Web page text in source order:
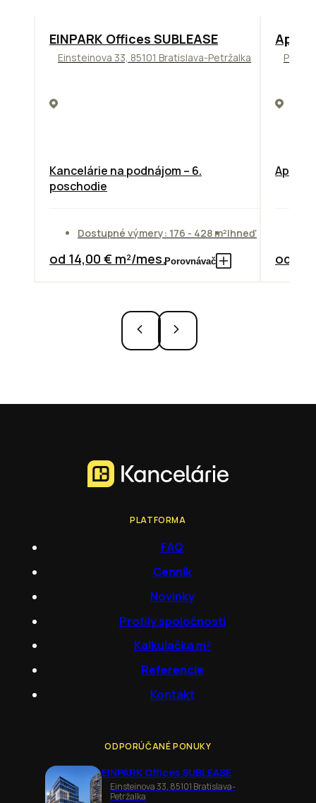
TOP ODPORÚČAME
EINPARK Offices SUBLEASE
Einsteinova 33, 85101 Bratislava-Petržalka
Kancelárie na podnájom – 6.
poschodie
Dostupné výmery: 176 - 428 m²Ihneď
od 14,00 € m²/mes.Porovnávač
TOP
Apollo
od
PLATFORMA
FAQ
Cenník
Novinky
Profily spoločností
Kalkulačka m²
Referencie
Kontakt
ODPORÚČANÉ PONUKY
EINPARK Offices SUBLEASE
Einsteinova 33, 85101 Bratislava-
Petržalka